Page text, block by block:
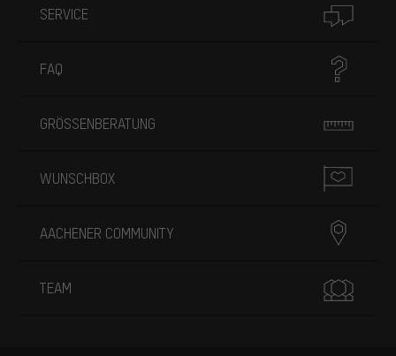
SERVICE
FAQ
GRÖSSENBERATUNG
WUNSCHBOX
AACHENER COMMUNITY
TEAM